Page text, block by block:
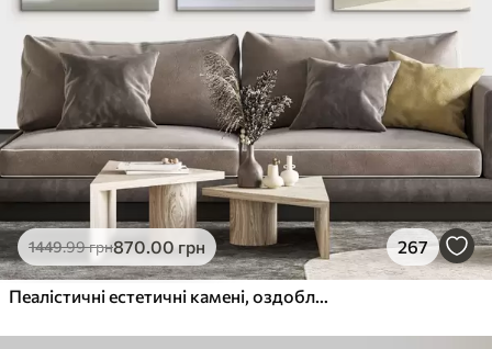
1449.99грн870.00 грн 267
Пеалістичні естетичні камені, оздоблення будинку, природне освітлення